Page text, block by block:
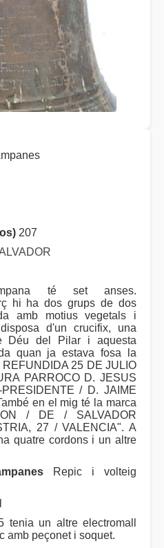
207
té set anses.
hi ha dos grups de dos
amb motius vegetals i
d'un crucifix, una
Déu del Pilar i aquesta
quan ja estava fosa la
25 DE JULIO
PARROCO D. JESUS
/ D. JAIME
en el mig té la marca
/ DE / SALVADOR
27 / VALENCIA". A
quatre cordons i un altre
Repic i volteig
tenia un altre electromall
amb peçonet i soquet.